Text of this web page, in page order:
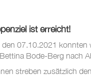
ist erreicht!
07.10.2021 konnten
Bode-Berg nach
streben zusätzlich